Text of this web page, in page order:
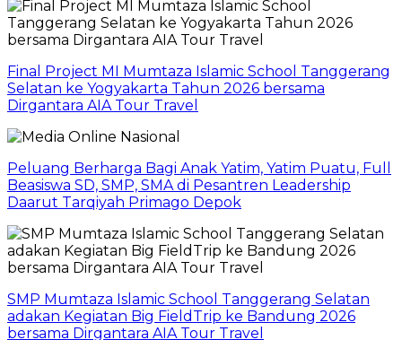
Final Project MI Mumtaza Islamic School Tanggerang
Selatan ke Yogyakarta Tahun 2026 bersama
Dirgantara AIA Tour Travel
Peluang Berharga Bagi Anak Yatim, Yatim Puatu, Full
Beasiswa SD, SMP, SMA di Pesantren Leadership
Daarut Tarqiyah Primago Depok
SMP Mumtaza Islamic School Tanggerang Selatan
adakan Kegiatan Big FieldTrip ke Bandung 2026
bersama Dirgantara AIA Tour Travel